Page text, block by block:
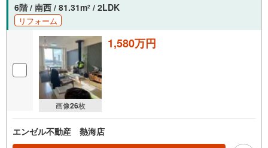
6階 / 南西 / 81.31m2 / 2LDK
リフォーム
画像26枚
1,580万円
エンゼル不動産 熱海店